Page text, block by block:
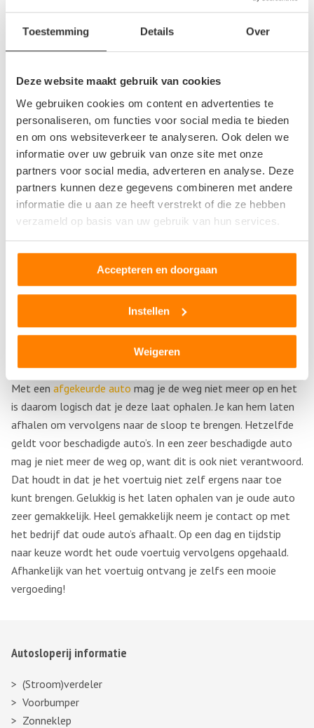
Toestemming Details Over
Deze website maakt gebruik van cookies
We gebruiken cookies om content en advertenties te
personaliseren, om functies voor social media te bieden
en om ons websiteverkeer te analyseren. Ook delen we
informatie over uw gebruik van onze site met onze
partners voor social media, adverteren en analyse. Deze
partners kunnen deze gegevens combineren met andere
informatie die u aan ze heeft verstrekt of die ze hebben
verzameld op basis van uw gebruik van hun services.
Accepteren en doorgaan
Instellen
Weigeren
niet voor uit: al het werk wordt voor je gedaan. De auto
wordt in overleg snel afgehaald en hierna kan jij, indien van
Sloopauto laten halen
Het afhalen van een sloopauto is een nauwkeurige bezigheid.
Vaak zijn sloopauto’s voertuigen die ernstige schade hebben
opgelopen bij bijvoorbeeld een botsing of voertuigen met
technische mankementen. Daarnaast kunnen het ook oude
auto’s zijn die door verjaring ontzettend zijn gaan roesten.
Wanneer de ophaalservice je auto komt afhalen met een
takelwagen is het belangrijk dat de kabels worden bevestigd
waar de kabels het beste bevestigd kunnen worden. De
conditie van het metaal moet namelijk goed zijn om het
gewicht van de auto te kunnen dragen. De medewerker van
of autosloperij heeft verstand van
zaken.
Afgekeurde en beschadigde auto’s
Met een afgekeurde auto mag je de weg niet meer op en het
is daarom logisch dat je deze laat ophalen. Je kan hem laten
afhalen om vervolgens naar de sloop te brengen. Hetzelfde
geldt voor beschadigde auto’s. In een zeer beschadigde auto
mag je niet meer de weg op, want dit is ook niet verantwoord.
Dat houdt in dat je het voertuig niet zelf ergens naar toe
kunt brengen. Gelukkig is het laten ophalen van je oude auto
zeer gemakkelijk. Heel gemakkelijk neem je contact op met
het bedrijf dat oude auto’s afhaalt. Op een dag en tijdstip
naar keuze wordt het oude voertuig vervolgens opgehaald.
Afhankelijk van het voertuig ontvang je zelfs een mooie
vergoeding!
Autosloperij informatie
(Stroom)verdeler
Voorbumper
Zonneklep